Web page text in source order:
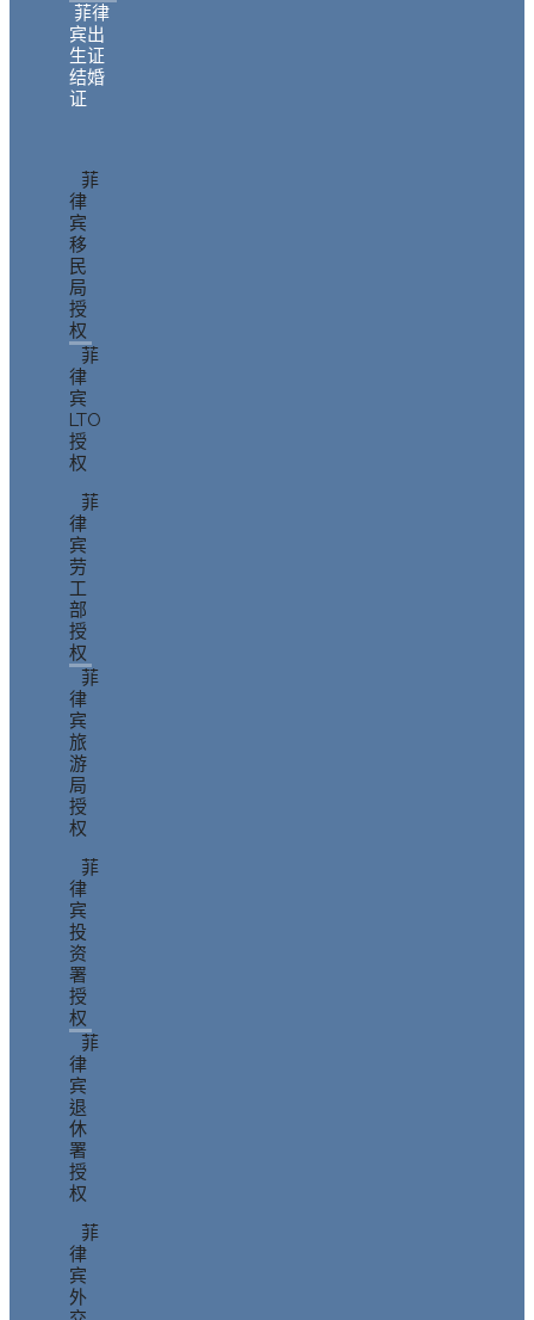
菲律
宾出
生证
结婚
证
菲
律
宾
移
民
局
授
权
菲
律
宾
LTO
授
权
菲
律
宾
劳
工
部
授
权
菲
律
宾
旅
游
局
授
权
菲
律
宾
投
资
署
授
权
菲
律
宾
退
休
署
授
权
菲
律
宾
外